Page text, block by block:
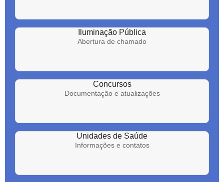
Iluminação Pública
Abertura de chamado
Concursos
Documentação e atualizações
Unidades de Saúde
Informações e contatos